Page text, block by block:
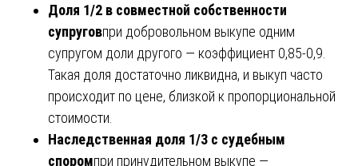
Доля 1/2 в совместной собственности
супруговпри добровольном выкупе одним
супругом доли другого — коэффициент 0,85-0,9.
Такая доля достаточно ликвидна, и выкуп часто
происходит по цене, близкой к пропорциональной
стоимости.
Наследственная доля 1/3 с судебным
споромпри принудительном выкупе —